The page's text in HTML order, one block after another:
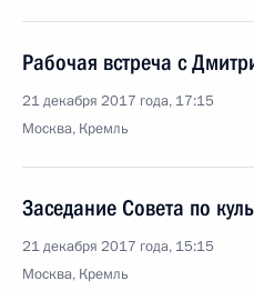
Рабочая встреча с
21 декабря 2017 года, 17:15
Москва, Кремль
Заседание Совета по
21 декабря 2017 года, 15:15
Москва, Кремль